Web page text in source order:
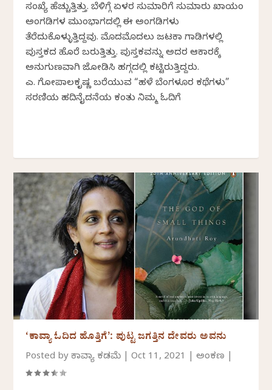
ಸಂಖ್ಯೆ ಹೆಚ್ಚುತ್ತಿತ್ತು. ಬೆಳಿಗ್ಗೆ ಏಳರ ಸುಮಾರಿಗೆ ಸುಮಾರು ಖಾಯಂ
ಅಂಗಡಿಗಳ ಮುಂಭಾಗದಲ್ಲಿ ಈ ಅಂಗಡಿಗಳು
ತೆರೆದುಕೊಳ್ಳುತ್ತಿದ್ದವು. ಮೊದಮೊದಲು ಜಟಕಾ ಗಾಡಿಗಳಲ್ಲಿ
ಪುಸ್ತಕದ ಹೊರೆ ಬರುತ್ತಿತ್ತು. ಪುಸ್ತಕವನ್ನು ಅದರ ಆಕಾರಕ್ಕೆ
ಅನುಗುಣವಾಗಿ ಜೋಡಿಸಿ ಹಗ್ಗದಲ್ಲಿ ಕಟ್ಟಿರುತ್ತಿದ್ದರು.
ಎಚ್. ಗೋಪಾಲಕೃಷ್ಣ ಬರೆಯುವ “ಹಳೆ ಬೆಂಗಳೂರ ಕಥೆಗಳು”
ಸರಣಿಯ ಹದಿನೈದನೆಯ ಕಂತು ನಿಮ್ಮ ಓದಿಗೆ
‘ಕಾವ್ಯಾ ಓದಿದ ಹೊತ್ತಿಗೆʼ: ಪುಟ್ಟ ಜಗತ್ತಿನ ದೇವರು ಅವನು
Posted byಕಾವ್ಯಾ ಕಡಮೆ |Oct 11, 2021 |ಅಂಕಣ